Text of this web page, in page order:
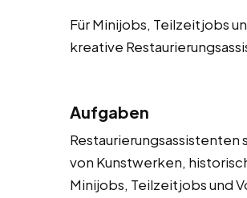
Für Minijobs, Teilzeitjobs
kreative
Aufgaben
Restaurierungsassistenten
von Kunstwerken,
Minijobs, Teilzeitjobs und